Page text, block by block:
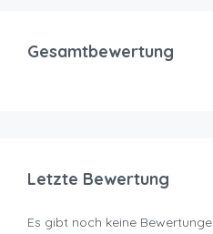
Gesamtbewertung
Letzte Bewertung
Es gibt noch keine